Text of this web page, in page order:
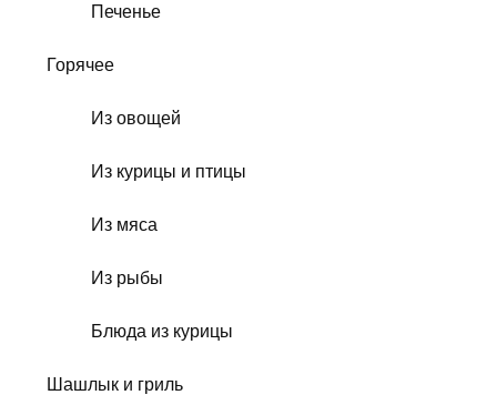
Печенье
Горячее
Из овощей
Из курицы и птицы
Из мяса
Из рыбы
Блюда из курицы
Шашлык и гриль